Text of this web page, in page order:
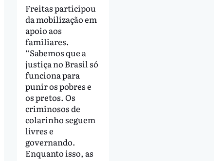
Freitas participou
da mobilização em
apoio aos
familiares.
“Sabemos que a
justiça no Brasil só
funciona para
punir os pobres e
os pretos. Os
criminosos de
colarinho seguem
livres e
governando.
Enquanto isso, as